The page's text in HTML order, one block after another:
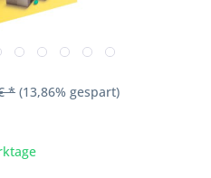
* (13,86% gespart)